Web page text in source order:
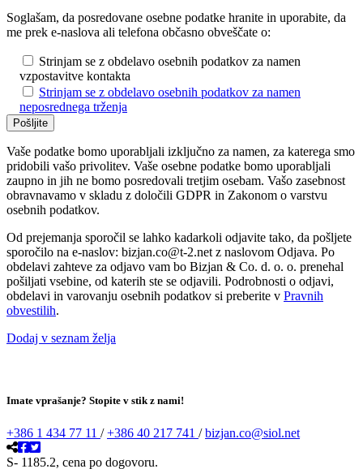
Soglašam, da posredovane osebne podatke hranite in uporabite, da
me prek e-naslova ali telefona občasno obveščate o:
Strinjam se z obdelavo osebnih podatkov za namen
vzpostavitve kontakta
Strinjam se z obdelavo osebnih podatkov za namen
neposrednega trženja
Vaše podatke bomo uporabljali izključno za namen, za katerega smo
pridobili vašo privolitev. Vaše osebne podatke bomo uporabljali
zaupno in jih ne bomo posredovali tretjim osebam. Vašo zasebnost
obravnavamo v skladu z določili GDPR in Zakonom o varstvu
osebnih podatkov.
Od prejemanja sporočil se lahko kadarkoli odjavite tako, da pošljete
sporočilo na e-naslov: bizjan.co@t-2.net z naslovom Odjava. Po
obdelavi zahteve za odjavo vam bo Bizjan & Co. d. o. o. prenehal
pošiljati vsebine, od katerih ste se odjavili. Podrobnosti o odjavi,
obdelavi in varovanju osebnih podatkov si preberite v Pravnih
obvestilih.
Dodaj v seznam želja
Imate vprašanje? Stopite v stik z nami!
+386 1 434 77 11 /+386 40 217 741 /bizjan.co@siol.net
S- 1185.2, cena po dogovoru.